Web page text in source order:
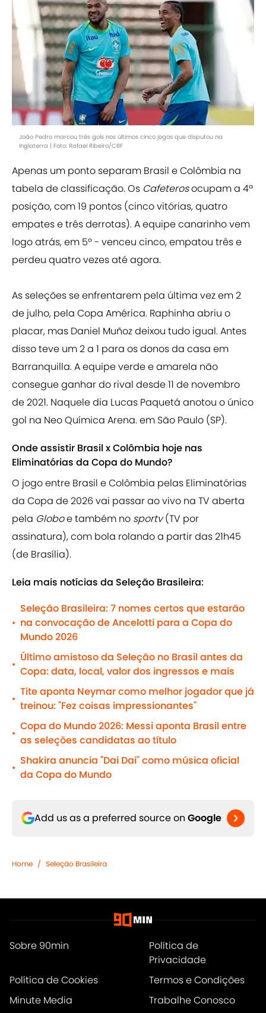
João Pedro marcou três gols nos últimos cinco jogos que disputou na
Inglaterra | Foto: Rafael Ribeiro/CBF
Apenas um ponto separam Brasil e Colômbia na
tabela de classificação. Os Cafeterosocupam a 4ª
posição, com 19 pontos (cinco vitórias, quatro
empates e três derrotas). A equipe canarinho vem
logo atrás, em 5º - venceu cinco, empatou três e
perdeu quatro vezes até agora.
As seleções se enfrentarem pela última vez em 2
de julho, pela Copa América. Raphinha abriu o
placar, mas Daniel Muñoz deixou tudo igual. Antes
disso teve um 2 a 1 para os donos da casa em
Barranquilla. A equipe verde e amarela não
consegue ganhar do rival desde 11 de novembro
de 2021. Naquele dia Lucas Paquetá anotou o único
gol na Neo Química Arena. em São Paulo (SP).
Onde assistir Brasil x Colômbia hoje nas
Eliminatórias da Copa do Mundo?
O jogo entre Brasil e Colômbia pelas Eliminatórias
da Copa de 2026 vai passar ao vivo na TV aberta
pela Globoe também no sportv(TV por
assinatura), com bola rolando a partir das 21h45
(de Brasília).
Leia mais notícias da Seleção Brasileira:
•
Seleção Brasileira: 7 nomes certos que estarão
na convocação de Ancelotti para a Copa do
Mundo 2026
•
Último amistoso da Seleção no Brasil antes da
Copa: data, local, valor dos ingressos e mais
•
Tite aponta Neymar como melhor jogador que já
treinou: "Fez coisas impressionantes"
•
Copa do Mundo 2026: Messi aponta Brasil entre
as seleções candidatas ao título
•
Shakira anuncia "Dai Dai" como música oficial
da Copa do Mundo
Add us as a preferred source on Google
Home / Seleção Brasileira
Sobre 90min
Política de
Privacidade
Política de Cookies
Termos e Condições
Minute Media
Trabalhe Conosco